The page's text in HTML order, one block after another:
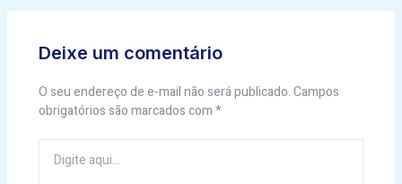
Deixe um comentário
O seu endereço de e-mail não será publicado.Campos
obrigatórios são marcados com*
Digite